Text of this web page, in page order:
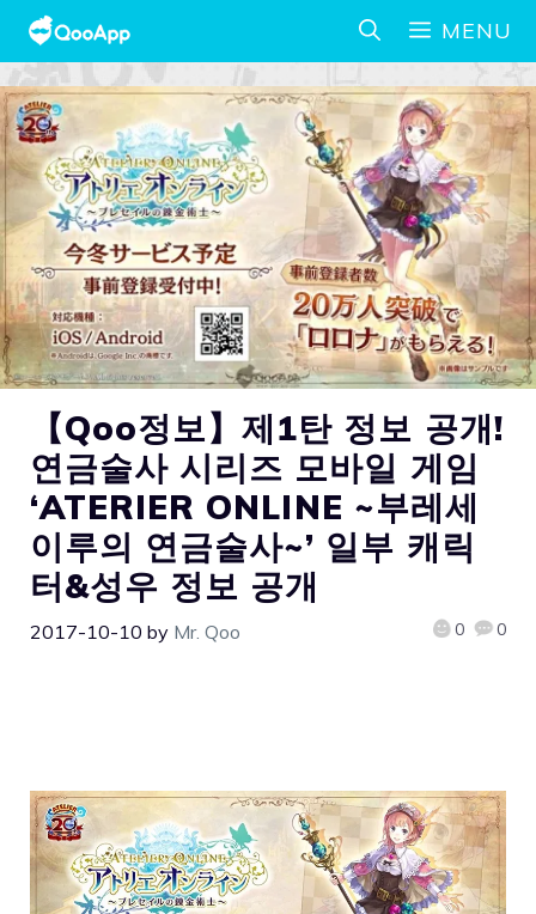
MENU
【Qoo정보】제1탄 정보 공개!
연금술사 시리즈 모바일 게임
‘ATERIER ONLINE ~부레세
이루의 연금술사~’ 일부 캐릭
터&성우 정보 공개
2017-10-10 by Mr. Qoo 0 0